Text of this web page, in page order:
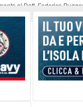
al Dott. Federico
una testimonianza
-07-08-2026
piano dell'Autorità